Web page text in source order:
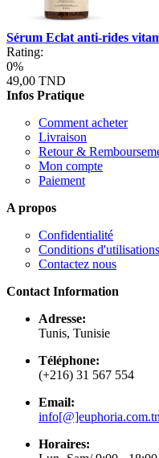
Sérum Eclat anti-rides
Rating:
0%
49,00 TND
Infos Pratique
Comment acheter
Livraison
Retour &
Mon compte
Paiement
A propos
Confidentialité
Conditions d'utilisations
Contactez nous
Contact Information
Adresse:
Tunis, Tunisie
Téléphone:
(+216) 31 567 554
Email:
Horaires: